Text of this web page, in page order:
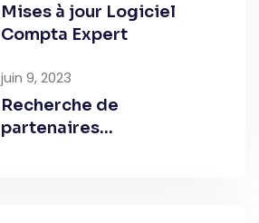
Mises à jour Logiciel
Compta Expert
juin 9, 2023
Recherche de
partenaires